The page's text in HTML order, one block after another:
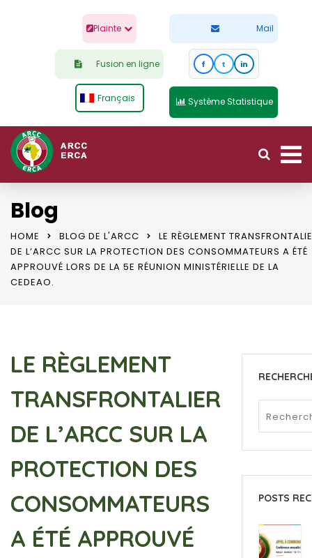
Mail
Plainte
Fusion en ligne
Français
f t in
Système Statistique
Blog
HOME BLOG DE L'ARCC
LE RÈGLEMENT
DE L’ARCC SUR LA PROTECTION DES CONSOMMATEURS A ÉTÉ
APPROUVÉ LORS DE LA 5E RÉUNION MINISTÉRIELLE DE LA
CEDEAO.
LE RÈGLEMENT
TRANSFRONTALIER
DE L’ARCC SUR LA
PROTECTION DES
CONSOMMATEURS
A ÉTÉ APPROUVÉ
POSTS